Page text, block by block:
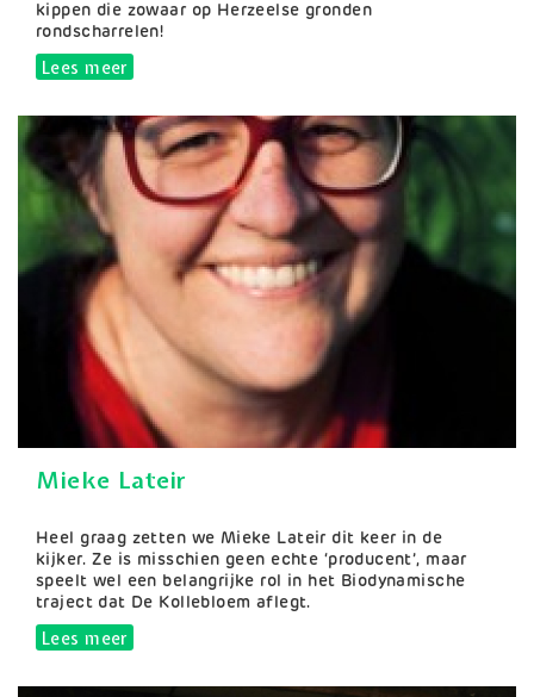
kippen die zowaar op Herzeelse gronden
rondscharrelen!
Lees meerover De Daalkouter
Mieke Lateir
Samenvatting
Heel graag zetten we Mieke Lateir dit keer in de
kijker. Ze is misschien geen echte ‘producent’, maar
speelt wel een belangrijke rol in het Biodynamische
traject dat De Kollebloem aflegt.
Lees meerover Mieke Lateir